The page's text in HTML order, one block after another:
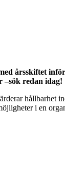
årsskiftet
–sök redan idag!
hållbarhet
i en